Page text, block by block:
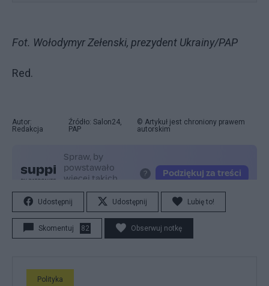
Fot. Wołodymyr Zełenski, prezydent Ukrainy/PAP
Red.
Autor:
Redakcja
Źródło: Salon24,
PAP
© Artykuł jest chroniony prawem
autorskim
Udostępnij Udostępnij Lubię to!
Skomentuj 82 Obserwuj notkę
Polityka